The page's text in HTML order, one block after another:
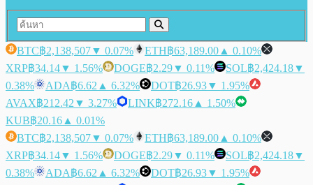
BTC฿2,138,507▼ 0.07% ETH฿63,189.00 ▲ 0.10%
XRP฿34.14▼ 1.56% DOGE฿2.29▼ 0.11% SOL฿2,424.18▼
0.38%
ADA฿6.62 ▲ 6.32% DOT฿26.93▼ 1.95%
AVAX฿212.42 ▼ 3.27% LINK฿272.16 ▲ 1.50%
KUB฿20.16 ▲ 0.01%
BTC฿2,138,507▼ 0.07% ETH฿63,189.00 ▲ 0.10%
XRP฿34.14▼ 1.56% DOGE฿2.29▼ 0.11% SOL฿2,424.18▼
0.38%
ADA฿6.62 ▲ 6.32% DOT฿26.93▼ 1.95%